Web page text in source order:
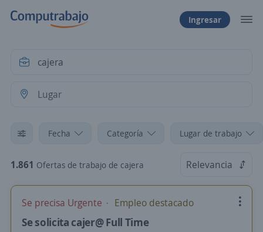
Ingresar
Fecha Categoría Lugar de trabajo
1.861 Ofertas de trabajo de cajera Relevancia
Se precisa Urgente Empleo destacado
Se solicita cajer@ Full Time